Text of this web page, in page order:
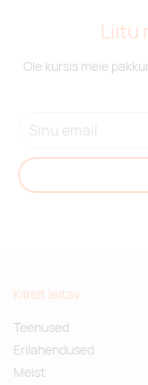
Liitu
Ole kursis meie
Kiirelt leitav
Teenused
Erilahendused
Meist